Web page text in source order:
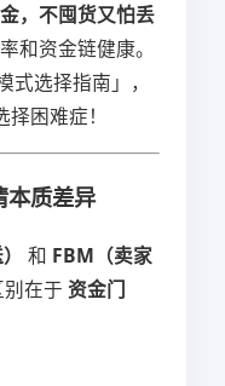
，不囤货又怕丢
和资金链健康。
式选择指南」，
困难症！
本质差异
​ 和 ​ ​FBM（卖家
别在于​资金门